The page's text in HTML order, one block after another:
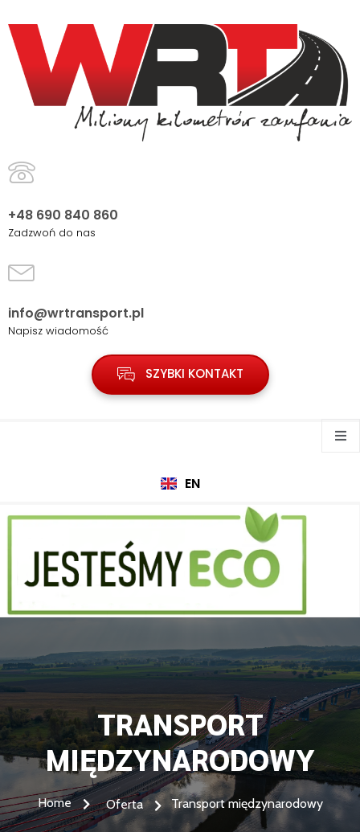
+48 690 840 860
Zadzwoń do nas
info@wrtransport.pl
Napisz wiadomość
SZYBKI KONTAKT
EN
TRANSPORT
MIĘDZYNARODOWY
Home Oferta Transport międzynarodowy